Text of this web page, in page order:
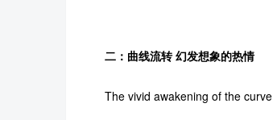
二：曲线流转 幻发想象的热情
The vivid awakening of the curve